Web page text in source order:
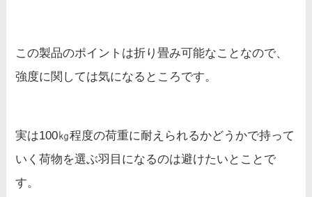
この製品のポイントは折り畳み可能なことなので、
強度に関しては気になるところです。
実は100㎏程度の荷重に耐えられるかどうかで持って
いく荷物を選ぶ羽目になるのは避けたいとことで
す。